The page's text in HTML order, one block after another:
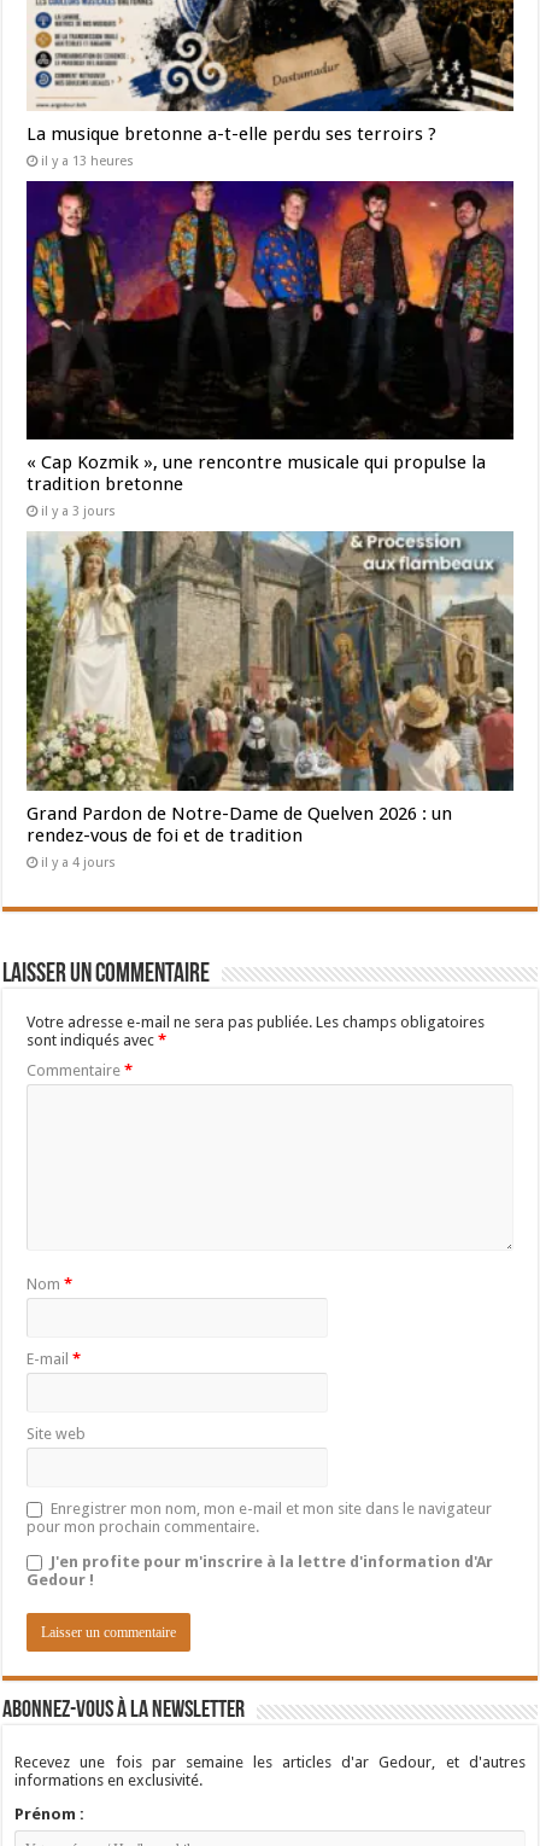
La musique bretonne a-t-elle perdu ses terroirs ?
il y a 13 heures
« Cap Kozmik », une rencontre musicale qui propulse la
tradition bretonne
il y a 3 jours
Grand Pardon de Notre-Dame de Quelven 2026 : un
rendez-vous de foi et de tradition
il y a 4 jours
Laisser un commentaire
Votre adresse e-mail ne sera pas publiée. Les champs obligatoires
sont indiqués avec*
Commentaire*
Nom*
E-mail*
Site web
Enregistrer mon nom, mon e-mail et mon site dans le navigateur
pour mon prochain commentaire.
J'en profite pour m'inscrire à la lettre d'information d'Ar
Gedour !
Abonnez-vous à la newsletter
Recevez une fois par semaine les articles d'ar Gedour, et d'autres
informations en exclusivité.
Prénom :